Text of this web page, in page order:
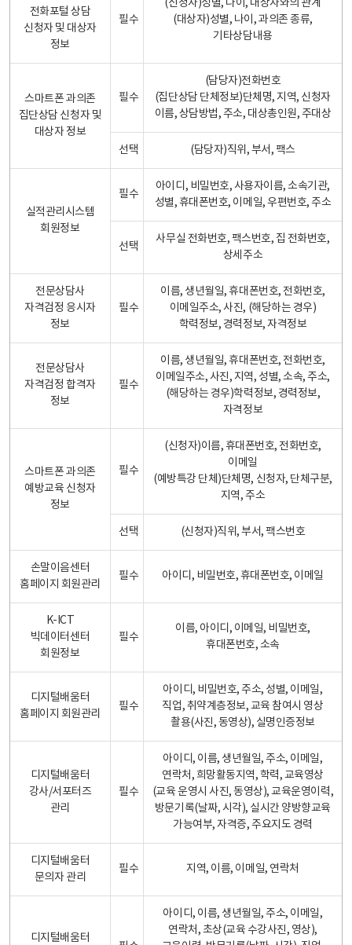
전화포털 상담
신청자 및 대상자
정보
필수
(신청자)성별, 나이, 대상자와의 관계
(대상자)성별, 나이, 과의존 종류,
기타상담내용
스마트폰 과의존
집단상담 신청자 및
대상자 정보
필수
(담당자)전화번호
(집단상담 단체정보)단체명, 지역, 신청자
이름, 상담방법, 주소, 대상총인원, 주대상
선택 (담당자)직위, 부서, 팩스
실적관리시스템
회원정보
필수
아이디, 비밀번호, 사용자이름, 소속기관,
성별, 휴대폰번호, 이메일, 우편번호, 주소
선택
사무실 전화번호, 팩스번호, 집 전화번호,
상세주소
전문상담사
자격검정 응시자
정보
필수
이름, 생년월일, 휴대폰번호, 전화번호,
이메일주소, 사진, (해당하는 경우)
학력정보, 경력정보, 자격정보
전문상담사
자격검정 합격자
정보
필수
이름, 생년월일, 휴대폰번호, 전화번호,
이메일주소, 사진, 지역, 성별, 소속, 주소,
(해당하는 경우)학력정보, 경력정보,
자격정보
스마트폰 과의존
예방교육 신청자
정보
필수
(신청자)이름, 휴대폰번호, 전화번호,
이메일
(예방특강 단체)단체명, 신청자, 단체구분,
지역, 주소
선택 (신청자)직위, 부서, 팩스번호
손말이음센터
홈페이지 회원관리
필수 아이디, 비밀번호, 휴대폰번호, 이메일
K-ICT
빅데이터센터
회원정보
필수
이름, 아이디, 이메일, 비밀번호,
휴대폰번호, 소속
디지털배움터
홈페이지 회원관리
필수
아이디, 비밀번호, 주소, 성별, 이메일,
직업, 취약계층정보, 교육 참여시 영상
촬용(사진, 동영상), 실명인증정보
디지털배움터
강사/서포터즈
관리
필수
아이디, 이름, 생년월일, 주소, 이메일,
연락처, 희망활동지역, 학력, 교육영상
(교육 운영시 사진, 동영상), 교육운영이력,
방문기록(날짜, 시각), 실시간 양방향교육
가능여부, 자격증, 주요지도 경력
디지털배움터
문의자 관리
필수 지역, 이름, 이메일, 연락처
디지털배움터
아이디, 이름, 생년월일, 주소, 이메일,
연락처, 초상(교육 수강사진, 영상),